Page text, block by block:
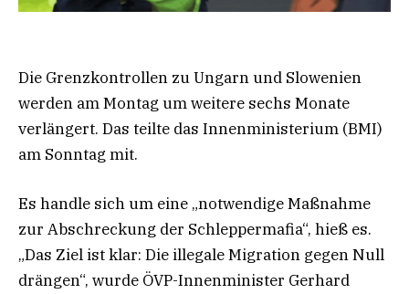
Die Grenzkontrollen zu Ungarn und Slowenien
werden am Montag um weitere sechs Monate
verlängert. Das teilte das Innenministerium (BMI)
am Sonntag mit.
Es handle sich um eine „notwendige Maßnahme
zur Abschreckung der Schleppermafia“, hieß es.
„Das Ziel ist klar: Die illegale Migration gegen Null
drängen“, wurde ÖVP-Innenminister Gerhard